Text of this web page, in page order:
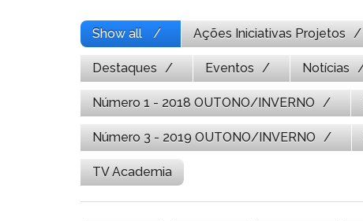
Show all Ações Iniciativas Projetos
Destaques Eventos Notícias
Número 1 - 2018 OUTONO/INVERNO
Número 3 - 2019 OUTONO/INVERNO
TV Academia